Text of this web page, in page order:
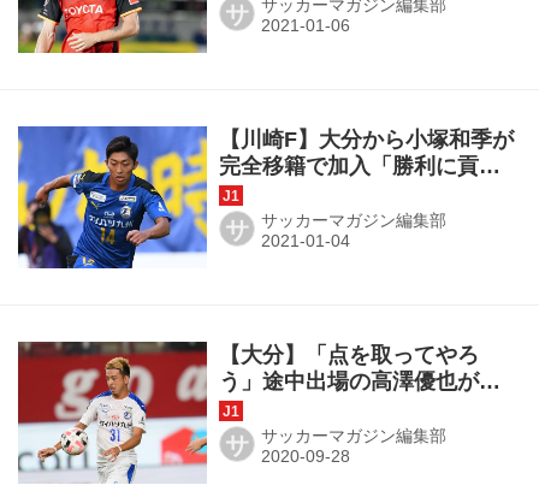
サ サッカーマガジン編集部
【川崎F】大分から小塚和季が
完全移籍で加入「勝利に貢献
できるよう頑張ります」
サ サッカーマガジン編集部
【大分】「点を取ってやろ
う」途中出場の高澤優也が勝
負を決める追加点奪取
サ サッカーマガジン編集部